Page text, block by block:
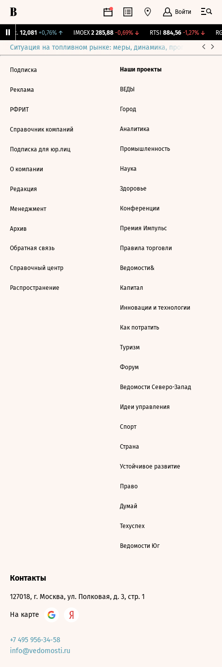
Войти
12,081 +0,76%↑ IMOEX 2 285,88 -0,69%↓ RTSI 884,56 -1,27%↓
Ситуация на топливном рынке: меры, динамика, прогнозы
Подписка
Реклама
РФРИТ
Справочник компаний
Подписка для юр.лиц
О компании
Редакция
Менеджмент
Архив
Обратная связь
Справочный центр
Распространение
Наши проекты
ВЕДЫ
Город
Аналитика
Промышленность
Наука
Здоровье
Конференции
Премия Импульс
Правила торговли
Ведомости&
Капитал
Инновации и технологии
Как потратить
Туризм
Форум
Ведомости Северо-Запад
Идеи управления
Спорт
Страна
Устойчивое развитие
Право
Думай
Техуспех
Ведомости Юг
Контакты
127018, г. Москва, ул. Полковая, д. 3, стр. 1
На карте
+7 495 956-34-58
info@vedomosti.ru